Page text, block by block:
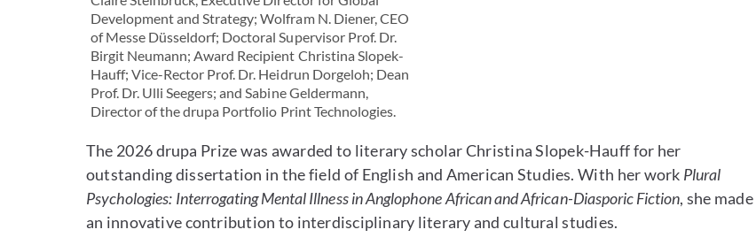
Development and Strategy; Wolfram N. Diener, CEO
of Messe Düsseldorf; Doctoral Supervisor Prof. Dr.
Birgit Neumann; Award Recipient Christina Slopek-
Hauff; Vice-Rector Prof. Dr. Heidrun Dorgeloh; Dean
Prof. Dr. Ulli Seegers; and Sabine Geldermann,
Director of the drupa Portfolio Print Technologies.
The 2026 drupa Prize was awarded to literary scholar Christina Slopek-Hauff for her
outstanding dissertation in the field of English and American Studies. With her work Plural
Psychologies: Interrogating Mental Illness in Anglophone African and African-Diasporic Fiction, she made
an innovative contribution to interdisciplinary literary and cultural studies.